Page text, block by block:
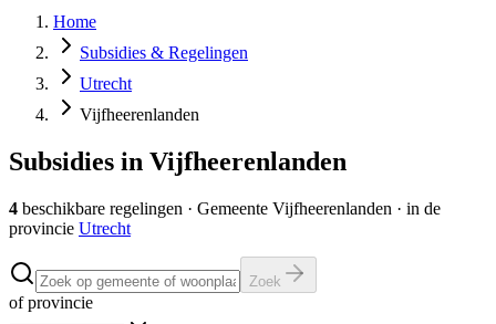
Home
Subsidies & Regelingen
Utrecht
Vijfheerenlanden
Subsidies in Vijfheerenlanden
4 beschikbare regelingen · Gemeente Vijfheerenlanden · in de
provincie Utrecht
Zoek
of provincie